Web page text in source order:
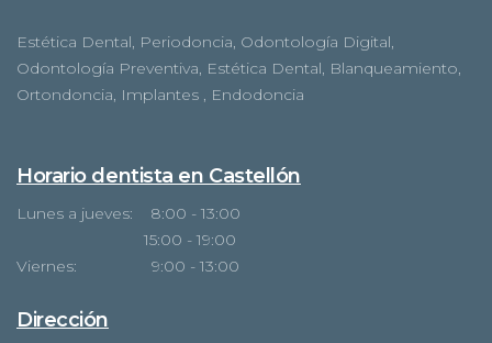
Estética Dental, Periodoncia, Odontología Digital,
Odontología Preventiva, Estética Dental, Blanqueamiento,
Ortondoncia, Implantes , Endodoncia
Horario dentista en Castellón
Lunes a jueves: 8:00 - 13:00
15:00 - 19:00
Viernes: 9:00 - 13:00
Dirección